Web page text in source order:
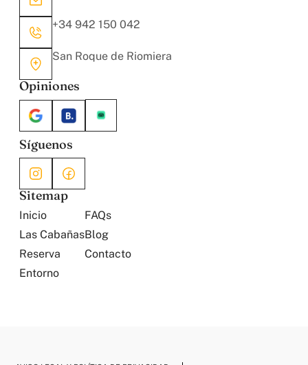
+34 942 150 042
San Roque de Riomiera
Opiniones
Síguenos
Sitemap
Inicio
Las Cabañas
Reserva
Entorno
FAQs
Blog
Contacto